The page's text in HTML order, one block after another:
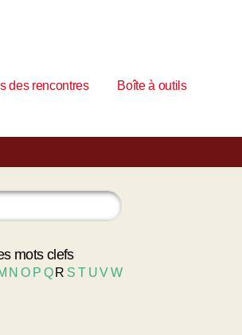
des rencontres
Boîte à outils
mots clefs
NO P Q R S T UVW